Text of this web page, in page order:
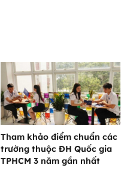
Tham khảo điểm chuẩn các
trường thuộc ĐH Quốc gia
TPHCM 3 năm gần nhất